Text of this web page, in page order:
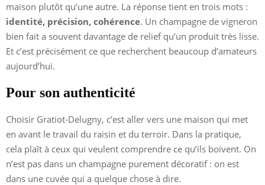
maison plutôt qu’une autre. La réponse tient en trois mots :
identité, précision, cohérence. Un champagne de vigneron
bien fait a souvent davantage de relief qu’un produit très lisse.
Et c’est précisément ce que recherchent beaucoup d’amateurs
aujourd’hui.
Pour son authenticité
Choisir Gratiot-Delugny, c’est aller vers une maison qui met
en avant le travail du raisin et du terroir. Dans la pratique,
cela plaît à ceux qui veulent comprendre ce qu’ils boivent. On
n’est pas dans un champagne purement décoratif : on est
dans une cuvée qui a quelque chose à dire.